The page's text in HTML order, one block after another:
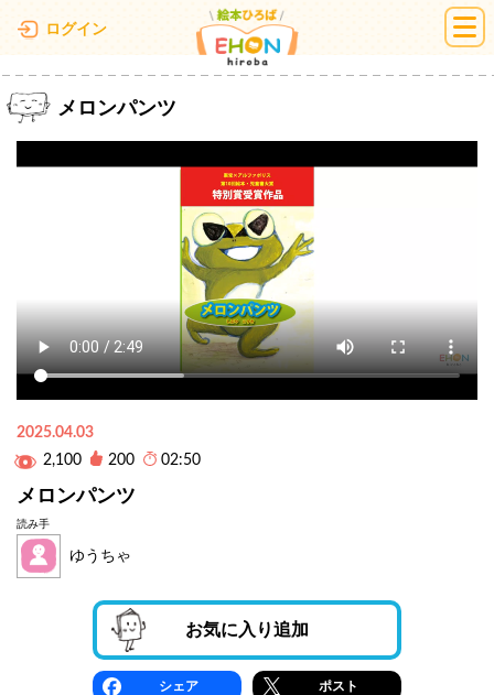
ログイン 絵本ひろば
メロンパンツ
2025.04.03
2,100
200 02:50
メロンパンツ
読み手
ゆうちゃ
お気に入り追加
シェア ポスト